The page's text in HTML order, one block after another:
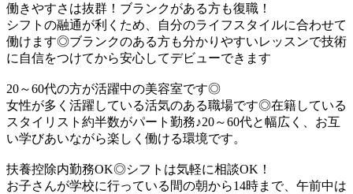
働きやすさは抜群！ブランクがある方も復職！
シフトの融通が利くため、自分のライフスタイルに合わせて
働けます◎ブランクのある方も分かりやすいレッスンで技術
に自信をつけてから安心してデビューできます
20～60代の方が活躍中の美容室です◎
女性が多く活躍している活気のある職場です◎在籍している
スタイリスト約半数がパート勤務♪20～60代と幅広く、お互
い学びあいながら楽しく働ける環境です。
扶養控除内勤務OK◎シフトは気軽に相談OK！
お子さんが学校に行っている間の朝から14時まで、午前中は